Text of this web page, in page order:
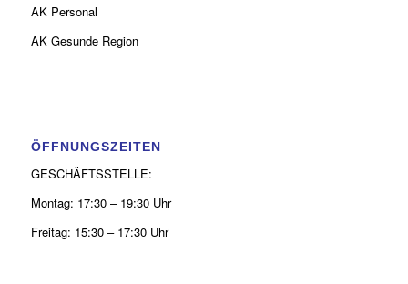
AK Personal
AK Gesunde Region
ÖFFNUNGSZEITEN
GESCHÄFTSSTELLE:
Montag: 17:30 – 19:30 Uhr
Freitag: 15:30 – 17:30 Uhr